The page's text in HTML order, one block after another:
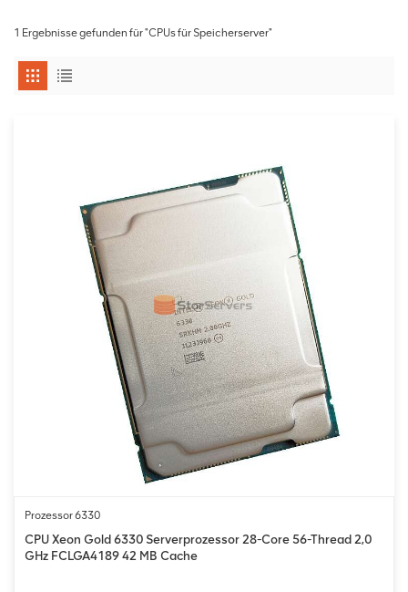
1 Ergebnisse gefunden für "CPUs für Speicherserver"
Prozessor 6330
CPU Xeon Gold 6330 Serverprozessor 28-Core 56-Thread 2,0
GHz FCLGA4189 42 MB Cache